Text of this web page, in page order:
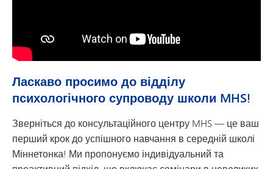
Ласкаво просимо до відділу
психологічного супроводу школи MHS!
Зверніться до консультаційного центру MHS — це ваш
перший крок до успішного навчання в середній школі
Міннетонка! Ми пропонуємо індивідуальний та